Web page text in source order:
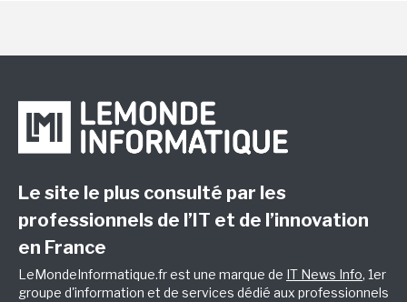
Le site le plus consulté par les
professionnels de l’IT et de l’innovation
en France
LeMondeInformatique.fr est une marque de IT News Info, 1er
groupe d'information et de services dédié aux professionnels